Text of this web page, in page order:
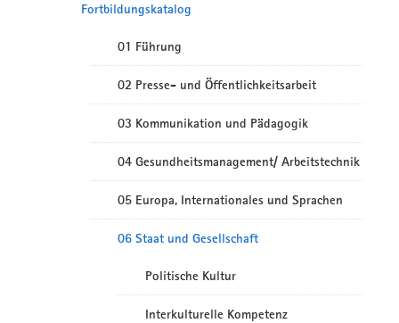
Fortbildungskatalog
01 Führung
02 Presse- und Öffentlichkeitsarbeit
03 Kommunikation und Pädagogik
04 Gesundheitsmanagement/ Arbeitstechnik
05 Europa, Internationales und Sprachen
06 Staat und Gesellschaft
Politische Kultur
Interkulturelle Kompetenz